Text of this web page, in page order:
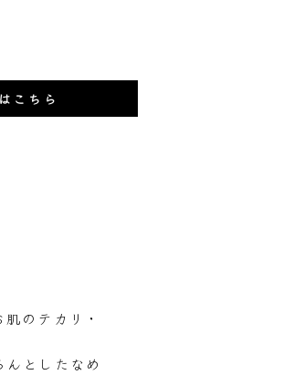
こちら
のテカリ・
としたなめ